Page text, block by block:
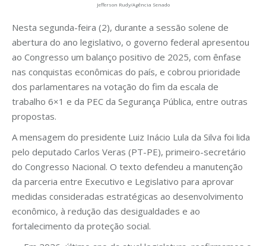
Jefferson Rudy/Agência Senado
Nesta segunda-feira (2), durante a sessão solene de
abertura do ano legislativo, o governo federal apresentou
ao Congresso um balanço positivo de 2025, com ênfase
nas conquistas econômicas do país, e cobrou prioridade
dos parlamentares na votação do fim da escala de
trabalho 6×1 e da PEC da Segurança Pública, entre outras
propostas.
A mensagem do presidente Luiz Inácio Lula da Silva foi lida
pelo deputado Carlos Veras (PT-PE), primeiro-secretário
do Congresso Nacional. O texto defendeu a manutenção
da parceria entre Executivo e Legislativo para aprovar
medidas consideradas estratégicas ao desenvolvimento
econômico, à redução das desigualdades e ao
fortalecimento da proteção social.